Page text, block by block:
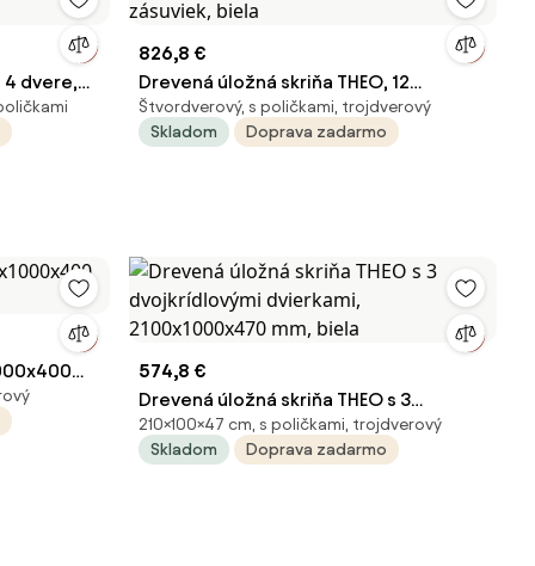
4 dvere,
826,8 €
Drevená úložná skriňa THEO, 12
zásuviek, biela
Štvordverový, s poličkami, trojdverový
Skladom
Doprava zadarmo
574,8 €
Drevená úložná skriňa THEO s 3
dvojkrídlovými dvierkami,
2100x1000x470 mm, biela
210×100×47 cm, s poličkami, trojdverový
Skladom
Doprava zadarmo